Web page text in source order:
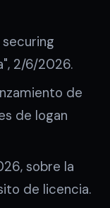
2/6/2026.
de
de logan
sobre la
de licencia.